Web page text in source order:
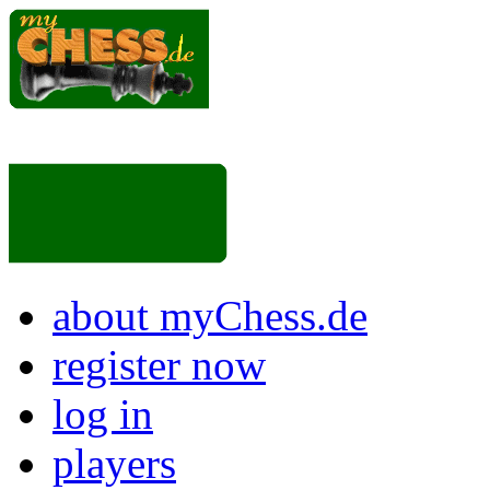
about myChess.de
register now
log in
players